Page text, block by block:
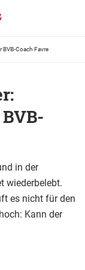
BVB-Coach Favre
in der
wiederbelebt.
es nicht für den
Kann der